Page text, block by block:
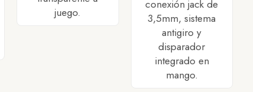
juego.
conexión jack de
3,5mm, sistema
antigiro y
disparador
integrado en
mango.